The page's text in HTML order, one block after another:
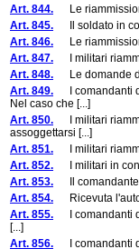
Art. 844. Le
Art. 845. Il soldato in
Art. 846. Le
Art. 847. I militari
Art. 848. Le domande di
Art. 849. I comandanti
Nel caso che [...]
Art. 850. I militari
assoggettarsi [...]
Art. 851. I militari
Art. 852. I militari in
Art. 853. Il comandante
Art. 854. Ricevuta
Art. 855. I comandanti
[...]
Art. 856. I comandanti